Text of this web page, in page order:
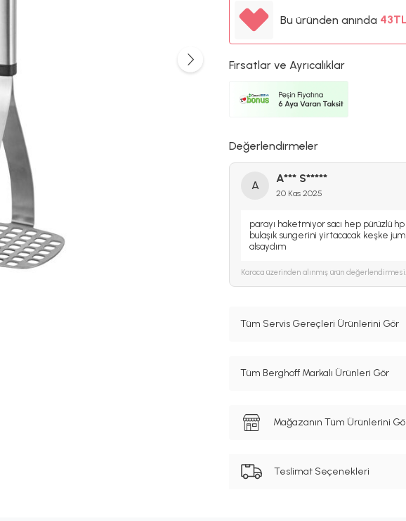
Bu üründen anında %5
%5
Fırsatlar ve Ayrıcalıklar
Değerlendirmeler
A
A*** S*****
20 Kas 2025
parayı haketmiyor sacı hep pürüzlü hp
bulaşık sungerini yirtacacak keşke
alsaydım
Karaca üzerinden alınmış ürün değerlendirmesi.
Tüm Servis Gereçleri Ürünlerini Gör
Tüm Berghoff Markalı Ürünleri Gör
Mağazanın Tüm Ürünlerini
Teslimat Seçenekleri